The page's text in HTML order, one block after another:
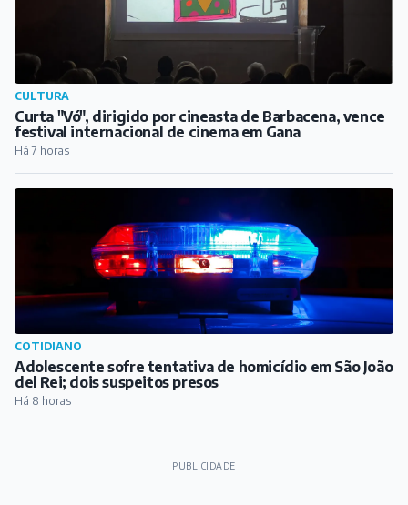
CULTURA
Curta "Vó", dirigido por cineasta de Barbacena, vence
festival internacional de cinema em Gana
Há 7 horas
COTIDIANO
Adolescente sofre tentativa de homicídio em São João
del Rei; dois suspeitos presos
Há 8 horas
PUBLICIDADE